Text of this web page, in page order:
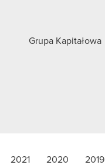
Grupa Kapitałowa
2021 2020 2019